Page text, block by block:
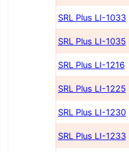
SRL Plus LI-1033
SRL Plus LI-1035
SRL Plus LI-1216
SRL Plus LI-1225
SRL Plus LI-1230
SRL Plus LI-1233